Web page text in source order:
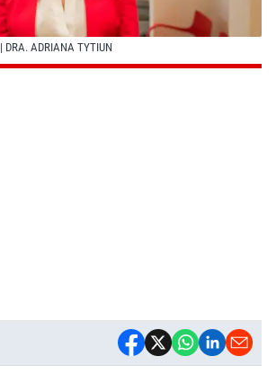
| DRA. ADRIANA TYTIUN